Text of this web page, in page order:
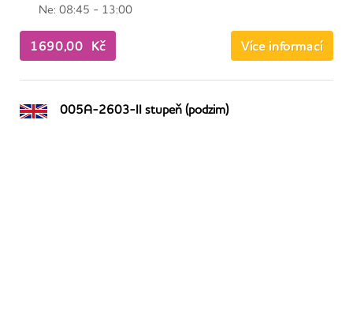
Ne: 08:45 - 13:00
1690,00 Kč Více informací
005A-2603-II stupeň (podzim)